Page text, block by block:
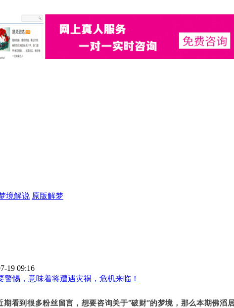
境解说 原版解梦
19 09:16
警惕，意味着将遭遇灾祸，危机来临！
看到很多粉丝留言，想要咨询关于“破财”的梦境，那么本期佛